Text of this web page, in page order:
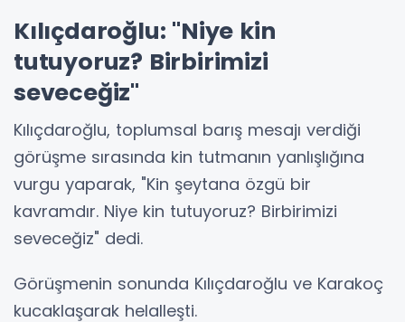
Kılıçdaroğlu: "Niye kin
tutuyoruz? Birbirimizi
seveceğiz"
Kılıçdaroğlu, toplumsal barış mesajı verdiği
görüşme sırasında kin tutmanın yanlışlığına
vurgu yaparak, "Kin şeytana özgü bir
kavramdır. Niye kin tutuyoruz? Birbirimizi
seveceğiz" dedi.
Görüşmenin sonunda Kılıçdaroğlu ve Karakoç
kucaklaşarak helalleşti.